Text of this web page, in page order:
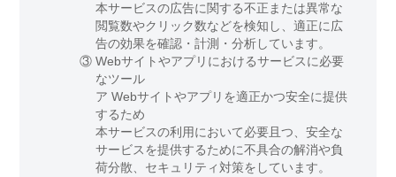
本サービスの広告に関する不正または異常な
閲覧数やクリック数などを検知し、適正に広
告の効果を確認・計測・分析しています。
③Webサイトやアプリにおけるサービスに必要
なツール
ア Webサイトやアプリを適正かつ安全に提供
するため
本サービスの利用において必要且つ、安全な
サービスを提供するために不具合の解消や負
荷分散、セキュリティ対策をしています。